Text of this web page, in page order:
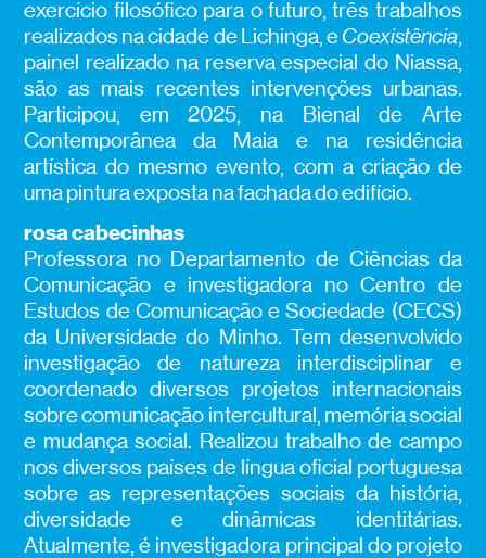
exercício filosófico para o futuro, três trabalhos
realizados na cidade de Lichinga, eCoexistência,
painel realizado na reserva especial do Niassa,
são as mais recentes intervenções urbanas.
Participou, em 2025, na Bienal de Arte
Contemporânea da Maia e na residência
artística do mesmo evento, com a criação de
uma pintura exposta na fachada do edifício.
rosa cabecinhas
Professora no Departamento de Ciências da
Comunicação e investigadora no Centro de
Estudos de Comunicação e Sociedade (CECS)
da Universidade do Minho. Tem desenvolvido
investigação de natureza interdisciplinar e
coordenado diversos projetos internacionais
sobre comunicação intercultural, memória social
e mudança social. Realizou trabalho de campo
nos diversos países de língua oficial portuguesa
sobre as representações sociais da história,
diversidade e dinâmicas identitárias.
Atualmente, é investigadora principal do projeto